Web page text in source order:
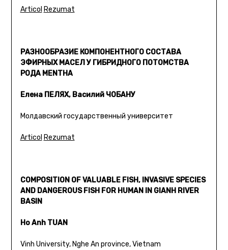
Articol Rezumat
РАЗНООБРАЗИЕ КОМПОНЕНТНОГО СОСТАВА
ЭФИРНЫХ МАСЕЛ У ГИБРИДНОГО ПОТОМСТВА
РОДА MENTHA
Елена ПЕЛЯХ, Василий ЧОБАНУ
Молдавский государственный университет
Articol Rezumat
COMPOSITION OF VALUABLE FISH, INVASIVE SPECIES
AND DANGEROUS FISH FOR HUMAN IN GIANH RIVER
BASIN
Ho Anh TUAN
Vinh University, Nghe An province, Vietnam